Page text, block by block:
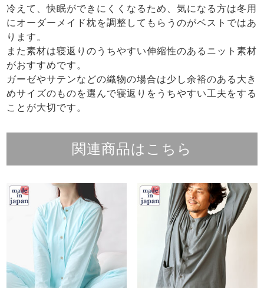
冷えて、快眠ができにくくなるため、気になる方は冬用
にオーダーメイド枕を調整してもらうのがベストではあ
ります。
また素材は寝返りのうちやすい伸縮性のあるニット素材
がおすすめです。
ガーゼやサテンなどの織物の場合は少し余裕のある大き
めサイズのものを選んで寝返りをうちやすい工夫をする
ことが大切です。
関連商品はこちら